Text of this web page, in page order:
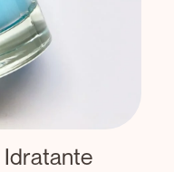
Idratante